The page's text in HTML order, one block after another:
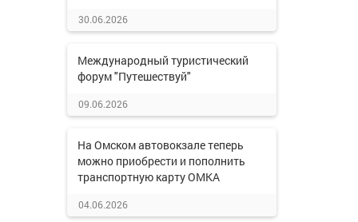
30.06.2026
Международный туристический
форум "Путешествуй"
09.06.2026
На Омском автовокзале теперь
можно приобрести и пополнить
транспортную карту ОМКА
04.06.2026